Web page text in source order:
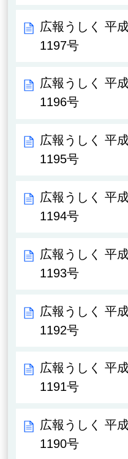
広報うしく 平
1197号
広報うしく 平
1196号
広報うしく 平
1195号
広報うしく 平
1194号
広報うしく 平
1193号
広報うしく 平
1192号
広報うしく 平
1191号
広報うしく 平
1190号